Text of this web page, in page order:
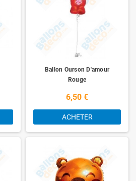
Ballon Ourson D'amour
Rouge
6,50 €
ACHETER